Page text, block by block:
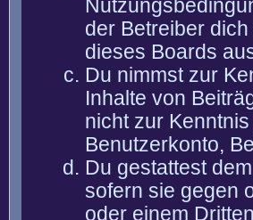
der Betreiber
dieses Boards
Du nimmst zur
Inhalte von
nicht zur
Benutzerkonto,
Du gestattest
sofern sie gegen
oder einem